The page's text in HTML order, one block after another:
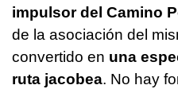
impulsor del Camino
de la asociación del
convertido en una
ruta jacobea. No hay